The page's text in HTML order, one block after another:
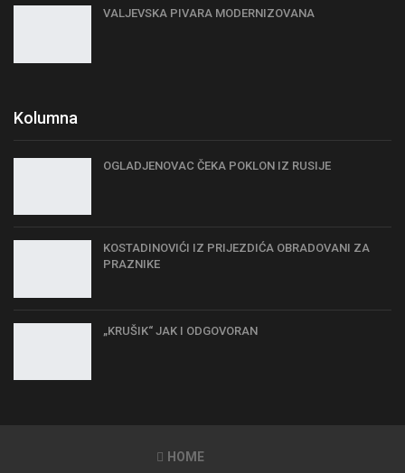
VALJEVSKA PIVARA MODERNIZOVANA
Kolumna
OGLADJENOVAC ČEKA POKLON IZ RUSIJE
KOSTADINOVIĆI IZ PRIJEZDIĆA OBRADOVANI ZA
PRAZNIKE
„KRUŠIK“ JAK I ODGOVORAN
HOME